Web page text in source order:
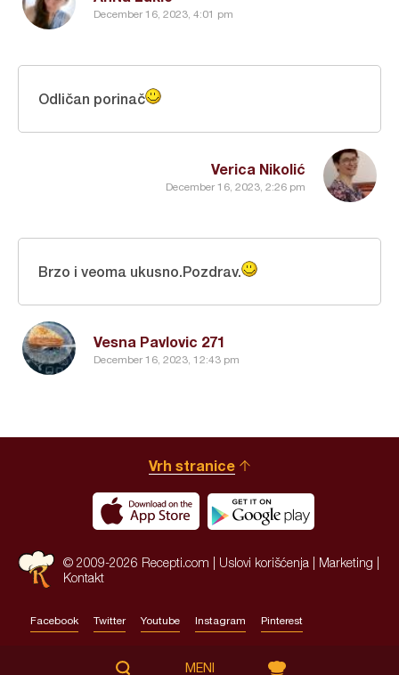
December 16, 2023, 4:01 pm
Verica Nikolić
December 16, 2023, 2:26 pm
Odličan porinač
Vesna Pavlovic 271
December 16, 2023, 12:43 pm
Brzo i veoma ukusno.Pozdrav.
Vrh stranice
© 2009-2026 Recepti.com | Uslovi korišćenja Marketing
Kontakt
Facebook Twitter Youtube Instagram Pinterest